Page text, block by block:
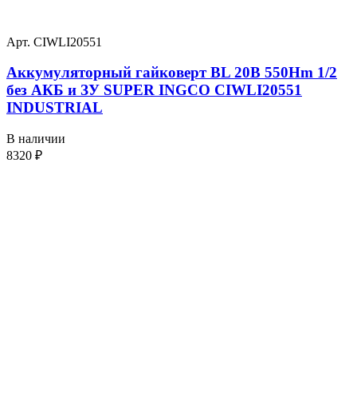
Арт. CIWLI20551
Аккумуляторный гайковерт BL 20В 550Hm 1/2
без АКБ и ЗУ SUPER INGCO CIWLI20551
INDUSTRIAL
В наличии
8320 ₽